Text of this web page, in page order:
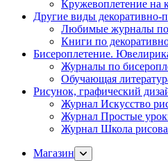
Кружевоплетение на
Другие виды декоративно-
Любимые журналы по
Книги по
Бисероплетение.
Журналы по
Обучающая
Рисунок, графический
Журнал Искусство
Журнал Простые
Журнал Школа
Магазин